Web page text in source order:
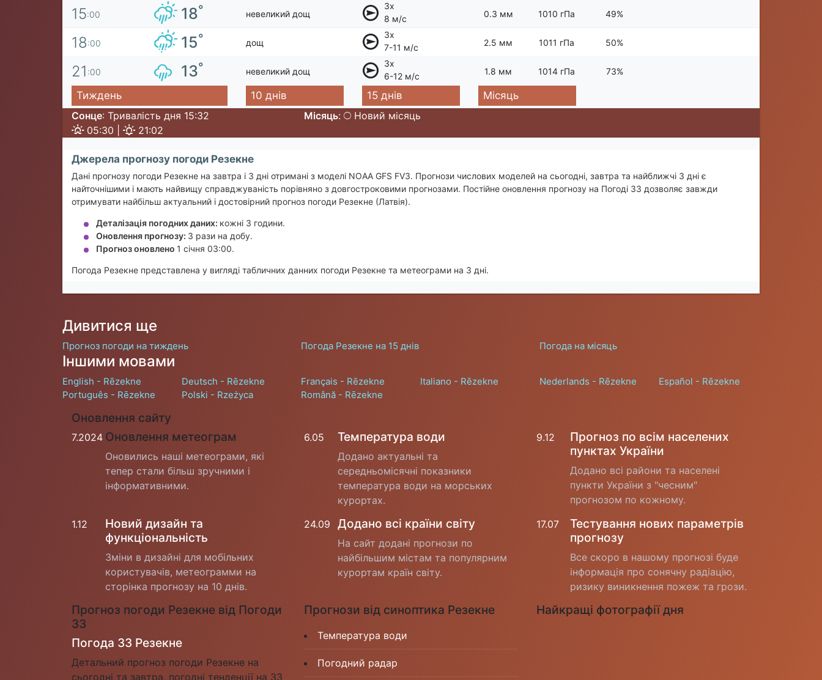
15:00 18° невеликий дощ
Зх
8 м/с
0.3 мм 1010 гПа 49%
18:00 15° дощ
Зх
7-11 м/с
2.5 мм 1011 гПа 50%
21 :00 13° невеликий дощ
Зх
6-12 м/с
1.8 мм 1014 гПа 73%
Тиждень 10 днів 15 днів
Місяць
Сонце: Тривалість дня 15:32
05:30 |
21:02
Місяць: Новий місяць
Джерела прогнозу погоди Резекне
Дані прогнозу погоди Резекне на завтра і 3 дні отримані з моделі NOAA GFS FV3. Прогнози числових моделей на сьогодні, завтра та найближчі 3 дні є
найточнішими і мають найвищу справджуваність порівняно з довгостроковими прогнозами. Постійне оновлення прогнозу на Погоді 33 дозволяє завжди
отримувати найбільш актуальний і достовірний прогноз погоди Резекне (Латвія).
Деталізація погодних даних: кожні 3 години.
Оновлення прогнозу: 3 рази на добу.
Прогноз оновлено 1 січня 03:00.
Погода Резекне представлена у вигляді табличних данних погоди Резекне та метеограми на 3 дні.
Дивитися ще
Прогноз погоди на тиждень Погода Резекне на 15 днів Погода на місяць
Іншими мовами
English - Rēzekne Deutsch - Rēzekne Français - Rēzekne Italiano - Rēzekne Nederlands - Rēzekne
Español - Rēzekne
Português - Rēzekne
Polski - Rzeżyca Română - Rēzekne
Оновлення сайту
7.2024 Оновлення метеограм
Оновились наші метеограми, які
тепер стали більш зручними і
інформативними.
6.05 Температура води
Додано актуальні та
середньомісячні показники
температура води на морських
курортах.
9.12
Прогноз по всім населених
пунктах України
Додано всі райони та населені
пункти України з "чесним"
прогнозом по кожному.
1.12
Новий дизайн та
функціональність
Зміни в дизайні для мобільних
користувачів, метеограмми на
сторінка прогнозу на 10 днів.
24.09 Додано всі країни світу
На сайт додані прогнози по
найбільшим містам та популярним
курортам країн світу.
17.07
Тестування нових параметрів
прогнозу
Все скоро в нашому прогнозі буде
інформація про сонячну радіацію,
ризику виникнення пожеж та грози.
Прогноз погоди Резекне від Погоди
33
Погода 33 Резекне
Детальний прогноз погоди Резекне на
сьогодні та завтра, погодні тенденції на 33
Прогнози від синоптика Резекне
Температура води
Погодний радар
Найкращі фотографії дня